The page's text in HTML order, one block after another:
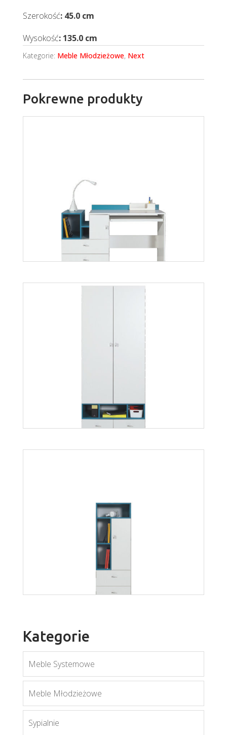
Szerokość: 45.0 cm
Wysokość: 135.0 cm
Kategorie: Meble Młodzieżowe, Next
Pokrewne produkty
Mobi MO2
Więcej
Mobi MO7
Kategorie
Meble Systemowe
Meble Młodzieżowe
Sypialnie